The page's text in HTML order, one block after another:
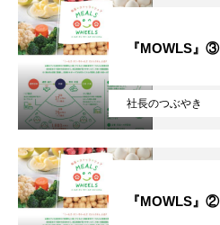
社長のつぶやき
『MOWLS』③
『MOWLS』②